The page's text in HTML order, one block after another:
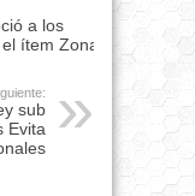
a los
ítem Zona
sub
Evita